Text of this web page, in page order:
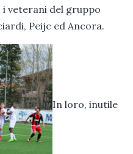
veterani del gruppo
Peijc ed Ancora.
In loro, inutile